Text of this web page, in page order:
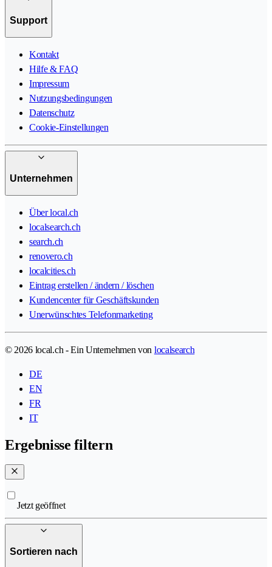
Support
Kontakt
Hilfe & FAQ
Impressum
Nutzungsbedingungen
Datenschutz
Cookie-Einstellungen
Unternehmen
Über local.ch
localsearch.ch
search.ch
renovero.ch
localcities.ch
Eintrag erstellen / ändern / löschen
Kundencenter für Geschäftskunden
Unerwünschtes Telefonmarketing
© 2026 local.ch - Ein Unternehmen von localsearch
DE
EN
FR
IT
Ergebnisse filtern
Jetzt geöffnet
Sortieren nach